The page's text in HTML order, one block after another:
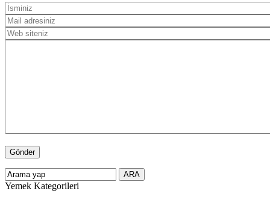
Yemek Kategorileri